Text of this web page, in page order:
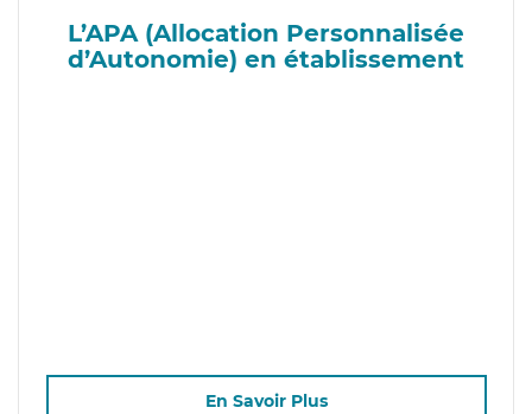
L’APA (Allocation Personnalisée
d’Autonomie) en établissement
En Savoir Plus